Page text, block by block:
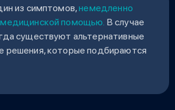
из симптомов,немедленно
помощью. В случае
существуют альтернативные
решения, которые подбираются